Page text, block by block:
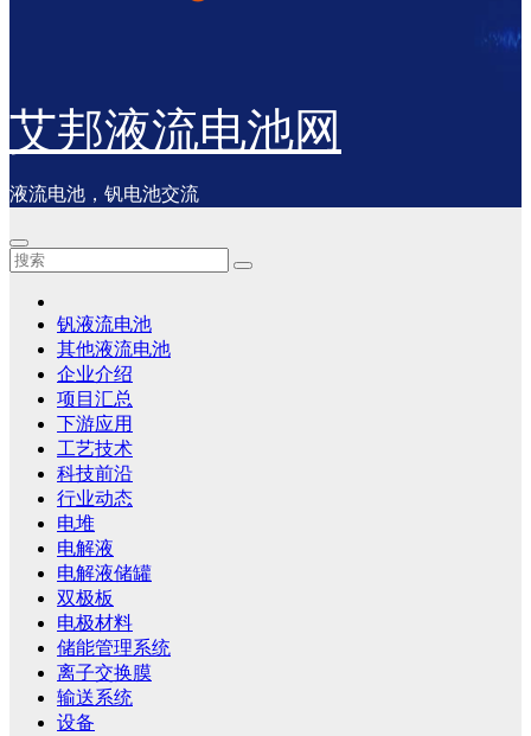
艾邦液流电池网
液流电池，钒电池交流
钒液流电池
其他液流电池
企业介绍
项目汇总
下游应用
工艺技术
科技前沿
行业动态
电堆
电解液
电解液储罐
双极板
电极材料
储能管理系统
离子交换膜
输送系统
设备